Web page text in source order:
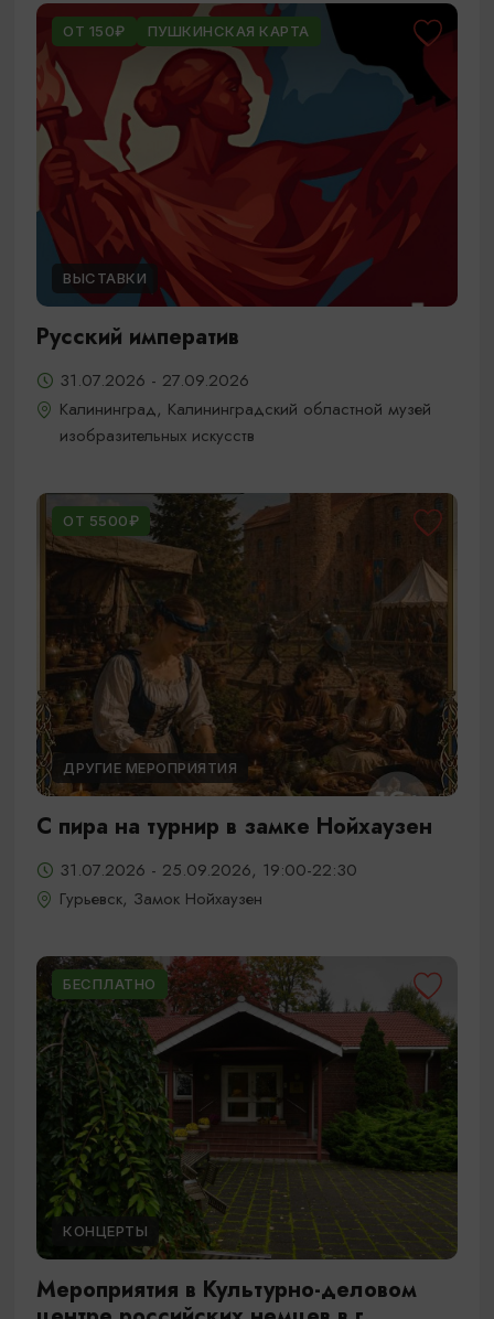
ОТ 150₽ ПУШКИНСКАЯ КАРТА
ВЫСТАВКИ
Русский императив
31.07.2026 - 27.09.2026
Калининград, Калининградский областной музей
изобразительных искусств
ОТ 5500₽
ДРУГИЕ МЕРОПРИЯТИЯ
С пира на турнир в замке Нойхаузен
31.07.2026 - 25.09.2026, 19:00-22:30
Гурьевск, Замок Нойхаузен
БЕСПЛАТНО
КОНЦЕРТЫ
Мероприятия в Культурно-деловом